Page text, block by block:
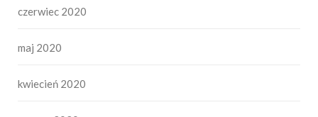
czerwiec 2020
maj 2020
kwiecień 2020